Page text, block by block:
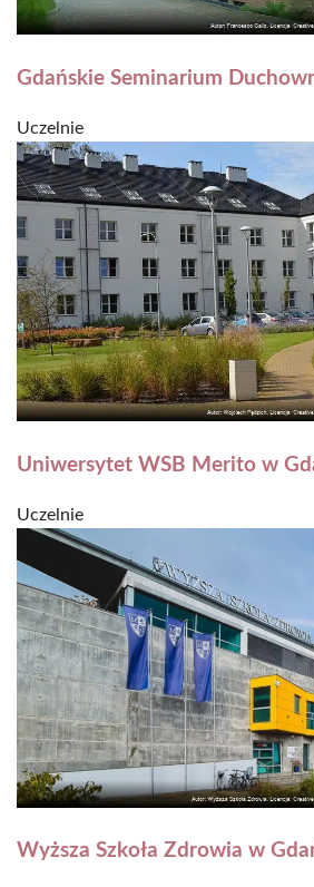
Gdańskie Seminarium
Uczelnie
Uniwersytet WSB Merito w
Uczelnie
Wyższa Szkoła Zdrowia w